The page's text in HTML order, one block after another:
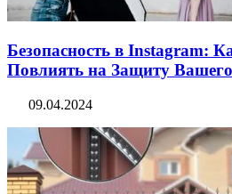
Безопасность в Instagram:
Повлиять на Защиту
09.04.2024